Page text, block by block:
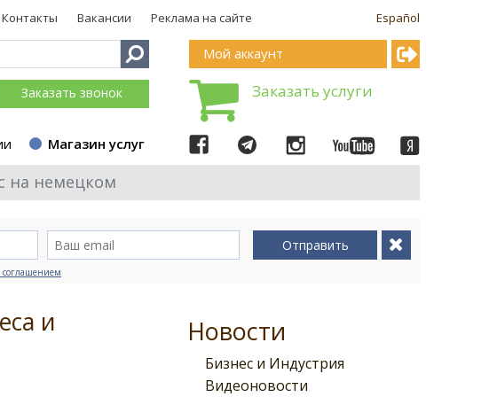
Español
Контакты Вакансии Реклама на сайте
Заказать звонок
Магазин услуг
Мой аккаунт
Заказать услуги
на немецком
Отправить
соглашением
Новости
Бизнес и Индустрия
Видеоновости
и